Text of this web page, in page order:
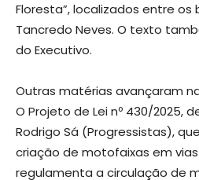
Floresta”, localizados entre os
Tancredo Neves. O texto
do Executivo.
Outras matérias avançaram
O Projeto de Lei nº 430/2025,
Rodrigo Sá (Progressistas),
criação de motofaixas em
regulamenta a circulação de